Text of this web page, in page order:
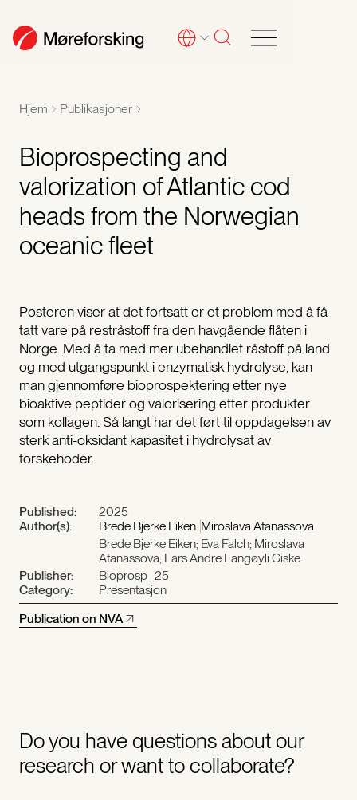
Hjem Publikasjoner
Bioprospecting and
valorization of Atlantic cod
heads from the Norwegian
oceanic fleet
Posteren viser at det fortsatt er et problem med å få
tatt vare på restråstoff fra den havgående flåten i
Norge. Med å ta med mer ubehandlet råstoff på land
og med utgangspunkt i enzymatisk hydrolyse, kan
man gjennomføre bioprospektering etter nye
bioaktive peptider og valorisering etter produkter
som kollagen. Så langt har det ført til oppdagelsen av
sterk anti-oksidant kapasitet i hydrolysat av
torskehoder.
Published:
2025
Author(s):
Brede Bjerke Eiken Miroslava Atanassova
Brede Bjerke Eiken; Eva Falch; Miroslava
Atanassova; Lars Andre Langøyli Giske
Publisher:
Bioprosp_25
Category:
Presentasjon
Publication on NVA
Do you have questions about our
research or want to collaborate?